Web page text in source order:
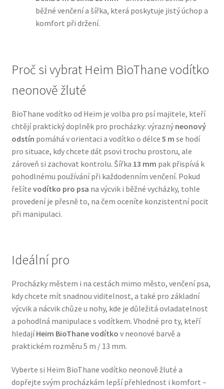
Pamlsky pro psy
Pelíšky pro psy
Přepravky pro psy
Purizon pro psy — Vysoký obsah masa, bez obilovin
Royal Canin pro psy
Veterinární dieta pro psy
Vodítka a obojky
Wolf of Wilderness
běžné venčení a šířka, která poskytuje jistý úchop a
komfort při držení.
Proč si vybrat Heim BioThane vodítko
neonově žluté
BioThane vodítko od Heim je volba pro psí majitele, kteří
chtějí praktický doplněk pro procházky: výrazný neonový
odstín pomáhá v orientaci a vodítko o délce 5 m se hodí
pro situace, kdy chcete dát psovi trochu prostoru, ale
zároveň si zachovat kontrolu. Šířka 13 mm pak přispívá k
pohodlnému používání při každodenním venčení. Pokud
řešíte vodítko pro psa na výcvik i běžné vycházky, tohle
provedení je přesně to, na čem oceníte konzistentní pocit
při manipulaci.
Ideální pro
Procházky městem i na cestách mimo město, venčení psa,
kdy chcete mít snadnou viditelnost, a také pro základní
výcvik a nácvik chůze u nohy, kde je důležitá ovladatelnost
a pohodlná manipulace s vodítkem. Vhodné pro ty, kteří
hledajíHeim BioThane vodítko v neonové barvě a
praktickém rozměru 5 m / 13 mm.
Vyberte si Heim BioThane vodítko neonově žluté a
dopřejte svým procházkám lepší přehlednost i komfort –